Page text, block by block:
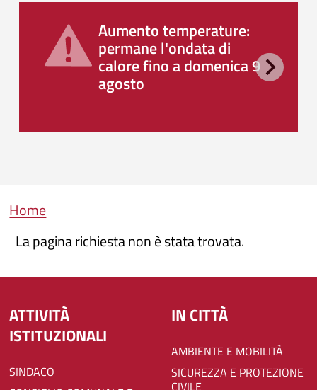
Aumento temperature:
permane l'ondata di
calore fino a domenica 9
agosto
Briciole di pane
Home
La pagina richiesta non è stata trovata.
ATTIVITÀ
ISTITUZIONALI
SINDACO
IN CITTÀ
AMBIENTE E MOBILITÀ
SICUREZZA E PROTEZIONE
CIVILE